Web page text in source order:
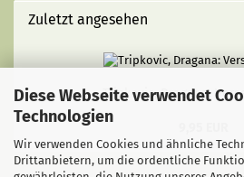
Diese Webseite verwendet
Technologien
Wir verwenden Cookies und ähnliche
Drittanbietern, um die ordentliche
Zuletzt angesehen
Tripkovic, Dragana: